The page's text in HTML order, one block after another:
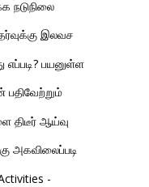
நடுநிலை
இலவச
எப்படி? பயனுள்ள
பதிவேற்றும்
திடீர் ஆய்வு
அகவிலைப்படி
-